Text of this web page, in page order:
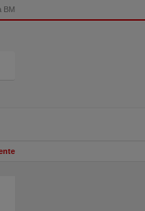
BM